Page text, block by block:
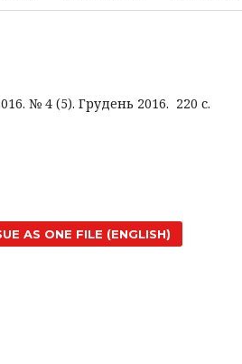
№ 4 (5). Грудень 2016. 220 с.
AS ONE FILE (ENGLISH)